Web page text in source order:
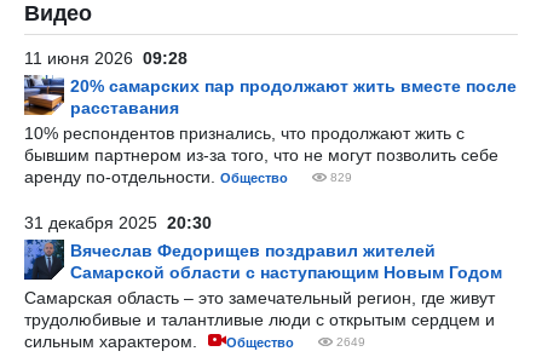
Видео
11 июня 2026 09:28
20% самарских пар продолжают жить вместе после
расставания
10% респондентов признались, что продолжают жить с
бывшим партнером из-за того, что не могут позволить себе
аренду по-отдельности.
Общество 829
31 декабря 2025 20:30
Вячеслав Федорищев поздравил жителей
Самарской области с наступающим Новым Годом
Самарская область – это замечательный регион, где живут
трудолюбивые и талантливые люди с открытым сердцем и
сильным характером.
Общество 2649